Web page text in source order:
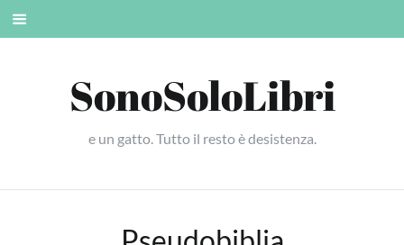
Skip
SonoSoloLibri
e un gatto. Tutto il resto è desistenza.